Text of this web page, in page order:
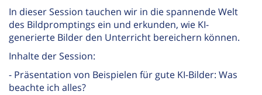
In dieser Session tauchen wir in die spannende Welt
des Bildpromptings ein und erkunden, wie KI-
generierte Bilder den Unterricht bereichern können.
Inhalte der Session:
- Präsentation von Beispielen für gute KI-Bilder: Was
beachte ich alles?